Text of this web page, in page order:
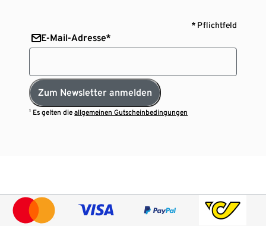
* Pflichtfeld
E-Mail-Adresse*
Zum Newsletter anmelden
¹ Es gelten dieallgemeinen Gutscheinbedingungen